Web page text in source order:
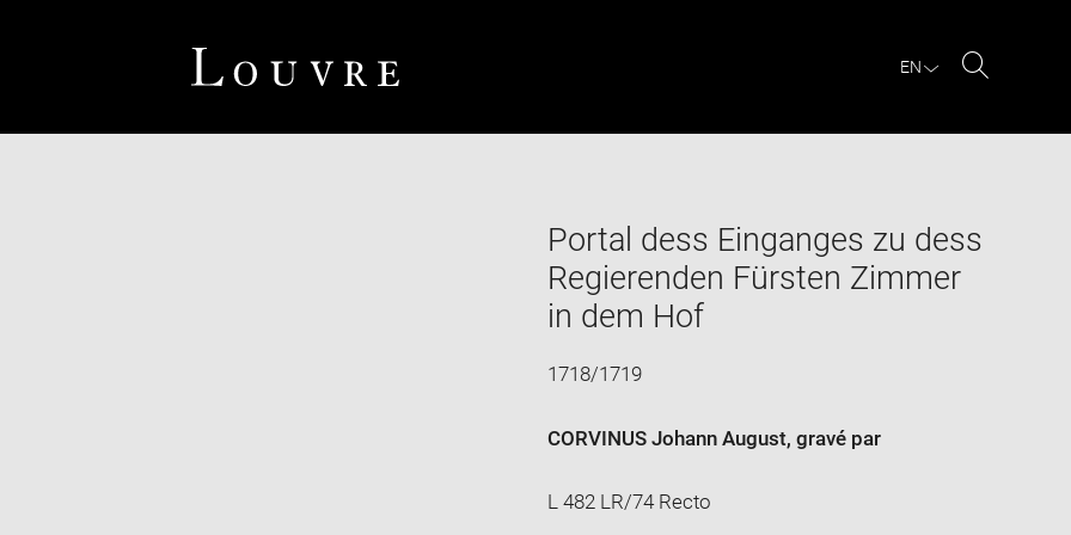
EN
Portal dess Einganges zu dess
Regierenden Fürsten Zimmer
in dem Hof
1718/1719
CORVINUS Johann August, gravé par
L 482 LR/74 Recto